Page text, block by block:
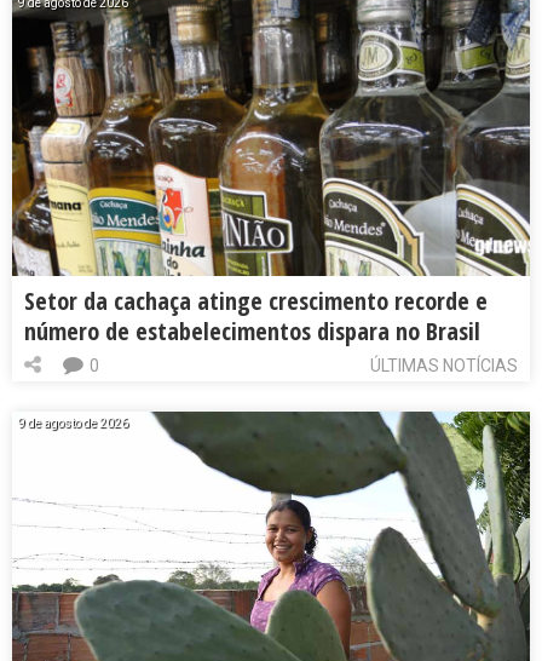
Setor da cachaça atinge crescimento recorde e
número de estabelecimentos dispara no Brasil
ÚLTIMAS NOTÍCIAS
0
9 de agosto de 2026